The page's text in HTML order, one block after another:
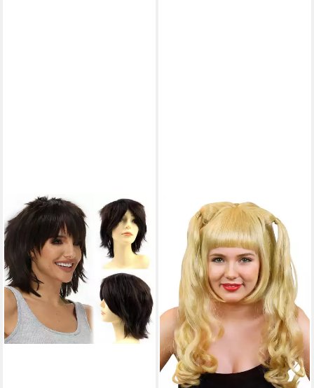
METAMORPH
Kostüm-Perücke Manga blond,
Langhaarperücke mit Zöpfen
für Cosplay-Charaktere
ab 12,19 € UVP 16,99 €
-28%
lieferbar - in 2-3 Werktagen bei dir